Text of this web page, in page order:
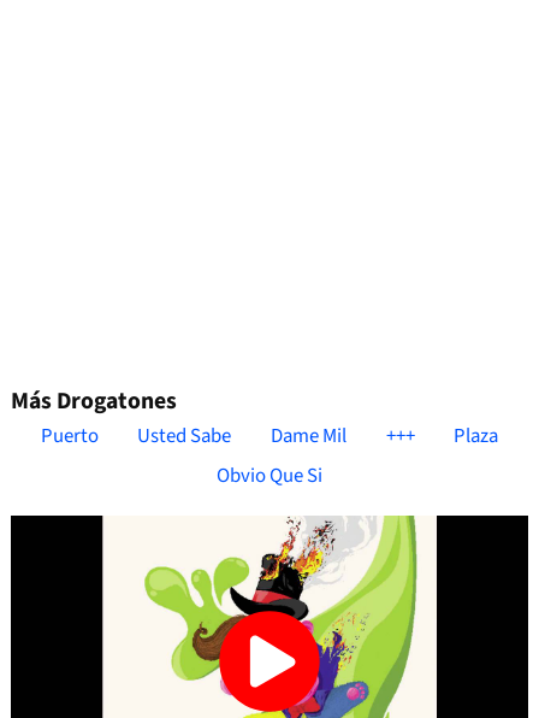
Más Drogatones
Puerto Usted Sabe Dame Mil +++
Plaza
Obvio Que Si